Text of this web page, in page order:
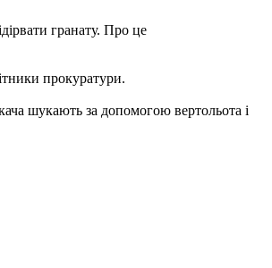
гранату. Про це
прокуратури.
шукають за допомогою вертольота і